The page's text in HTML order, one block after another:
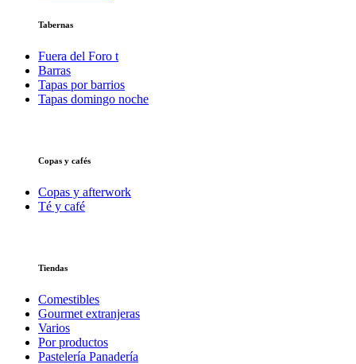
Tabernas
Fuera del Foro t
Barras
Tapas por barrios
Tapas domingo noche
Copas y cafés
Copas y afterwork
Té y café
Tiendas
Comestibles
Gourmet extranjeras
Varios
Por productos
Pastelería Panadería